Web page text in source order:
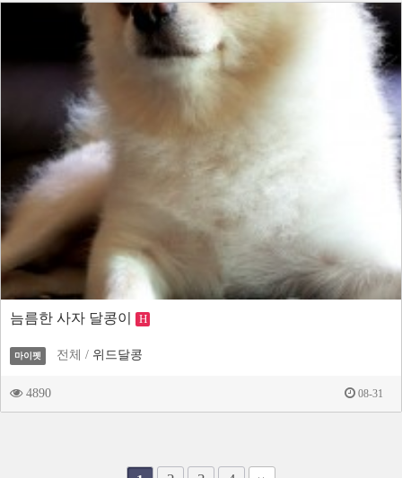
늠름한 사자 달콩이 H
마이펫 전체 / 위드달콩
4890 08-31